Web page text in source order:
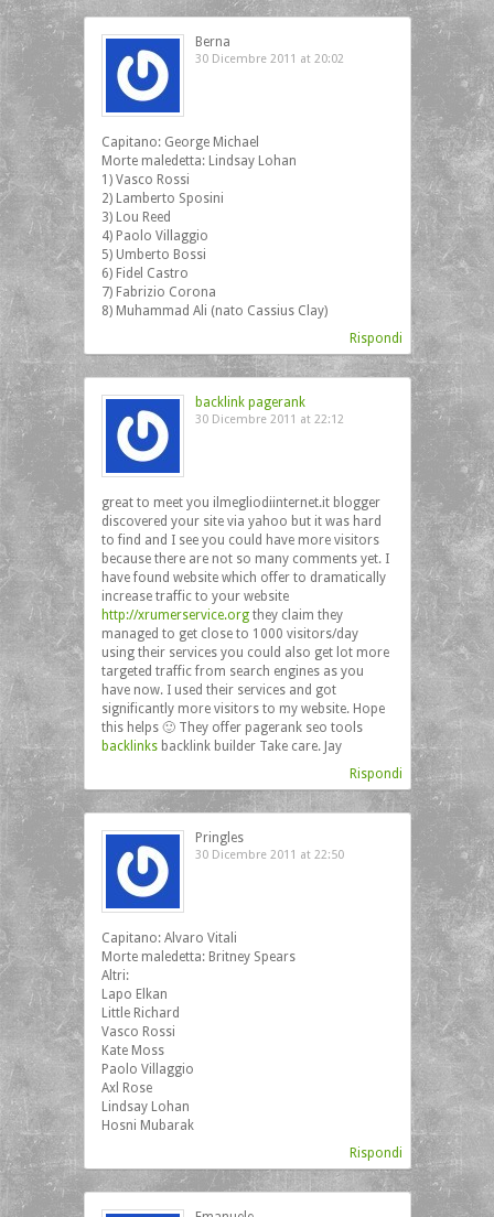
Berna
30 Dicembre 2011 at 20:02
Capitano: George Michael
Morte maledetta: Lindsay Lohan
1) Vasco Rossi
2) Lamberto Sposini
3) Lou Reed
4) Paolo Villaggio
5) Umberto Bossi
6) Fidel Castro
7) Fabrizio Corona
8) Muhammad Ali (nato Cassius Clay)
Rispondi
backlink pagerank
30 Dicembre 2011 at 22:12
great to meet you ilmegliodiinternet.it blogger
discovered your site via yahoo but it was hard
to find and I see you could have more visitors
because there are not so many comments yet. I
have found website which offer to dramatically
increase traffic to your website
http://xrumerservice.orgthey claim they
managed to get close to 1000 visitors/day
using their services you could also get lot more
targeted traffic from search engines as you
have now. I used their services and got
significantly more visitors to my website. Hope
this helps 🙂 They offer pagerank seo tools
backlinksbacklink builder Take care. Jay
Rispondi
Pringles
30 Dicembre 2011 at 22:50
Capitano: Alvaro Vitali
Morte maledetta: Britney Spears
Altri:
Lapo Elkan
Little Richard
Vasco Rossi
Kate Moss
Paolo Villaggio
Axl Rose
Lindsay Lohan
Hosni Mubarak
Rispondi